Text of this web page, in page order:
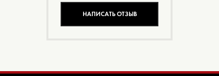
НАПИСАТЬ ОТЗЫВ